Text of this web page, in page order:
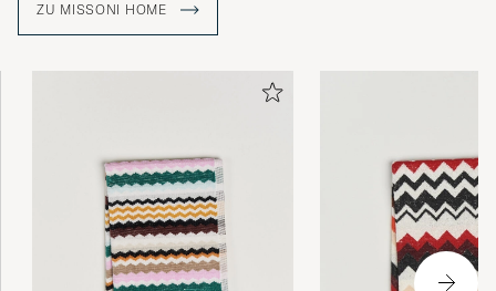
klassischen Zick-Zack-Muster. Missonis
Gestaltungskonzept bringt mit erfrischendem Flair
ZU MISSONI HOME